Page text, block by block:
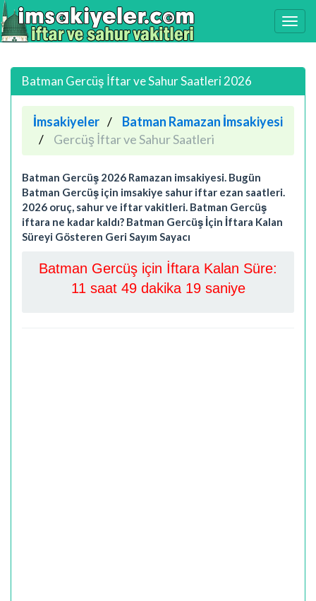
Batman Gercüş İftar ve Sahur Saatleri 2026
İmsakiyeler
Batman Ramazan İmsakiyesi
Gercüş İftar ve Sahur Saatleri
Batman Gercüş 2026 Ramazan imsakiyesi. Bugün
Batman Gercüş için imsakiye sahur iftar ezan saatleri.
2026 oruç, sahur ve iftar vakitleri. Batman Gercüş
iftara ne kadar kaldı? Batman Gercüş İçin İftara Kalan
Süreyi Gösteren Geri Sayım Sayacı
Batman Gercüş için İftara Kalan Süre:
11 saat 49 dakika 18 saniye